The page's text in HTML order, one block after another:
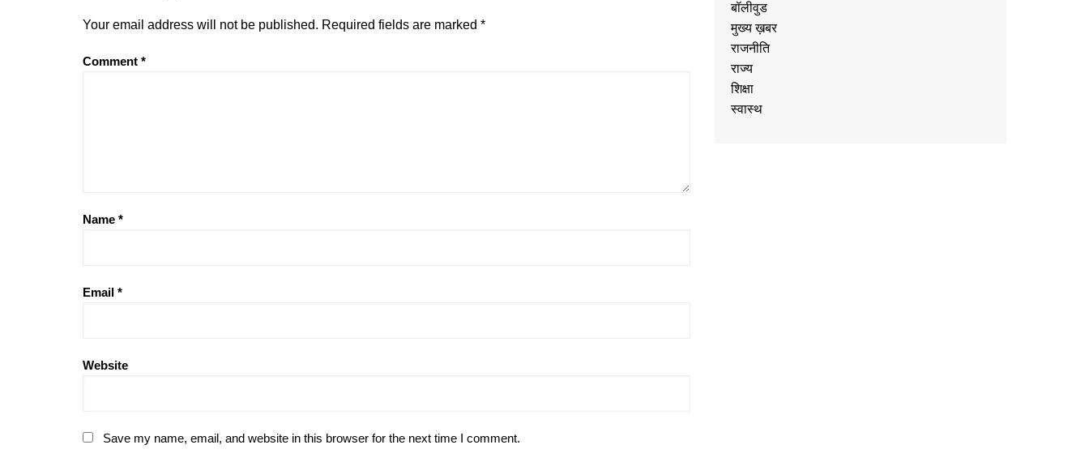
Your email address will not be published. Required fields are marked *
Comment *
Name *
Email *
Website
Save my name, email, and website in this browser for the next time I comment.
बॉलीवुड
मुख्य ख़बर
राजनीति
राज्य
शिक्षा
स्वास्थ